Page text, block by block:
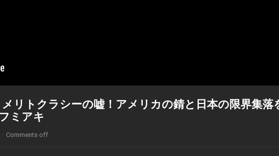
メリトクラシーの嘘！アメリカの錆と日本の限界集落
ミアキ
· Comments off